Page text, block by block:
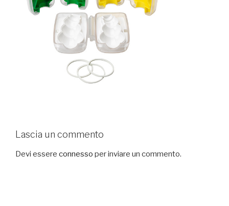
Lascia un commento
Devi essere connesso per inviare un commento.